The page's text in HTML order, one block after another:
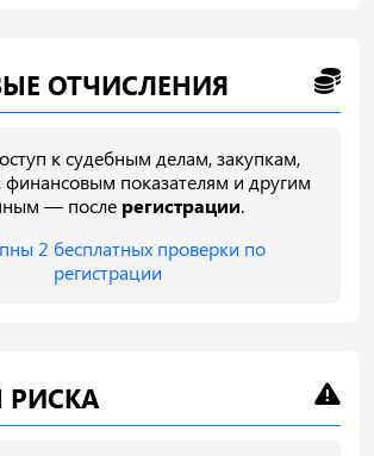
ОТЧИСЛЕНИЯ
к судебным делам, закупкам,
финансовым показателям и другим
— после регистрации.
2 бесплатных проверки по
регистрации
РИСКА